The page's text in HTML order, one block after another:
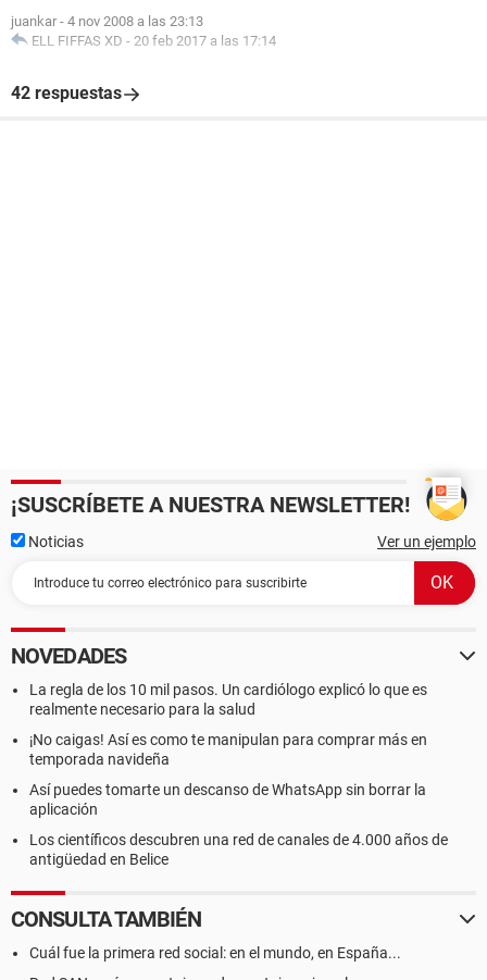
juankar - 4 nov 2008 a las 23:13
ELL FIFFAS XD - 20 feb 2017 a las 17:14
42 respuestas
¡SUSCRÍBETE A NUESTRA NEWSLETTER!
Noticias Ver un ejemplo
NOVEDADES
La regla de los 10 mil pasos. Un cardiólogo explicó lo que es
realmente necesario para la salud
¡No caigas! Así es como te manipulan para comprar más en
temporada navideña
Así puedes tomarte un descanso de WhatsApp sin borrar la
aplicación
Los científicos descubren una red de canales de 4.000 años de
antigüedad en Belice
CONSULTA TAMBIÉN
Cuál fue la primera red social: en el mundo, en España...